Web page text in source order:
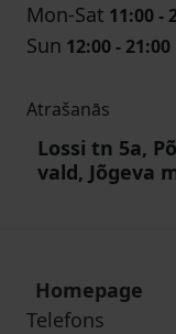
Mon-Sat 11:00 -
Sun 12:00 - 21:00
Atrašanās
Lossi tn 5a,
vald, Jõgeva
Homepage
Telefons